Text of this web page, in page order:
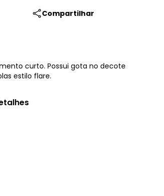
Compartilhar
curto. Possui gota no decote
estilo flare.